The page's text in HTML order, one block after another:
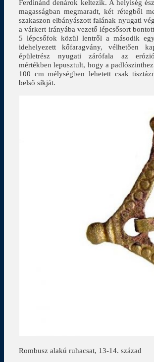
Ferdinánd denárok keltezik. A helyiség
magasságban megmaradt, két rétegből
szakaszon elbányászott falának nyugati
a várkert irányába vezető lépcsősort
5 lépcsőfok közül lentről a második egy
idehelyezett kőfaragvány, vélhetően
épületrész nyugati zárófala az
mértékben lepusztult, hogy a
100 cm mélységben lehetett csak
belső síkját.
Rombusz alakú ruhacsat, 13-14. század